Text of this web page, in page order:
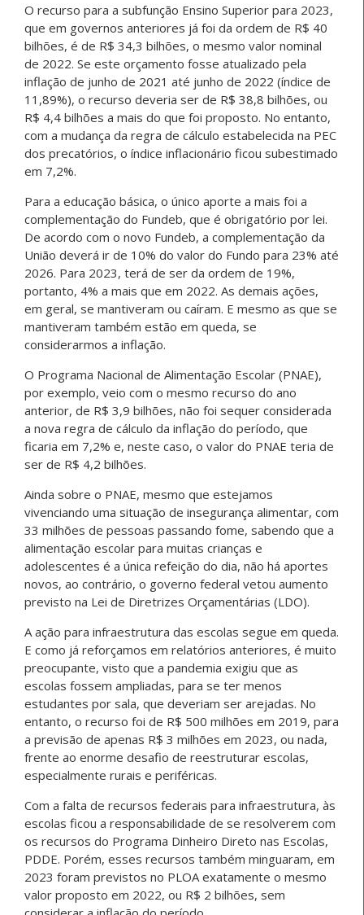
O recurso para a subfunção Ensino Superior para 2023,
que em governos anteriores já foi da ordem de R$ 40
bilhões, é de R$ 34,3 bilhões, o mesmo valor nominal
de 2022. Se este orçamento fosse atualizado pela
inflação de junho de 2021 até junho de 2022 (índice de
11,89%), o recurso deveria ser de R$ 38,8 bilhões, ou
R$ 4,4 bilhões a mais do que foi proposto. No entanto,
com a mudança da regra de cálculo estabelecida na PEC
dos precatórios, o índice inflacionário ficou subestimado
em 7,2%.
Para a educação básica, o único aporte a mais foi a
complementação do Fundeb, que é obrigatório por lei.
De acordo com o novo Fundeb, a complementação da
União deverá ir de 10% do valor do Fundo para 23% até
2026. Para 2023, terá de ser da ordem de 19%,
portanto, 4% a mais que em 2022. As demais ações,
em geral, se mantiveram ou caíram. E mesmo as que se
mantiveram também estão em queda, se
considerarmos a inflação.
O Programa Nacional de Alimentação Escolar (PNAE),
por exemplo, veio com o mesmo recurso do ano
anterior, de R$ 3,9 bilhões, não foi sequer considerada
a nova regra de cálculo da inflação do período, que
ficaria em 7,2% e, neste caso, o valor do PNAE teria de
ser de R$ 4,2 bilhões.
Ainda sobre o PNAE, mesmo que estejamos
vivenciando uma situação de insegurança alimentar, com
33 milhões de pessoas passando fome, sabendo que a
alimentação escolar para muitas crianças e
adolescentes é a única refeição do dia, não há aportes
novos, ao contrário, o governo federal vetou aumento
previsto na Lei de Diretrizes Orçamentárias (LDO).
A ação para infraestrutura das escolas segue em queda.
E como já reforçamos em relatórios anteriores, é muito
preocupante, visto que a pandemia exigiu que as
escolas fossem ampliadas, para se ter menos
estudantes por sala, que deveriam ser arejadas. No
entanto, o recurso foi de R$ 500 milhões em 2019, para
a previsão de apenas R$ 3 milhões em 2023, ou nada,
frente ao enorme desafio de reestruturar escolas,
especialmente rurais e periféricas.
Com a falta de recursos federais para infraestrutura, às
escolas ficou a responsabilidade de se resolverem com
os recursos do Programa Dinheiro Direto nas Escolas,
PDDE. Porém, esses recursos também minguaram, em
2023 foram previstos no PLOA exatamente o mesmo
valor proposto em 2022, ou R$ 2 bilhões, sem